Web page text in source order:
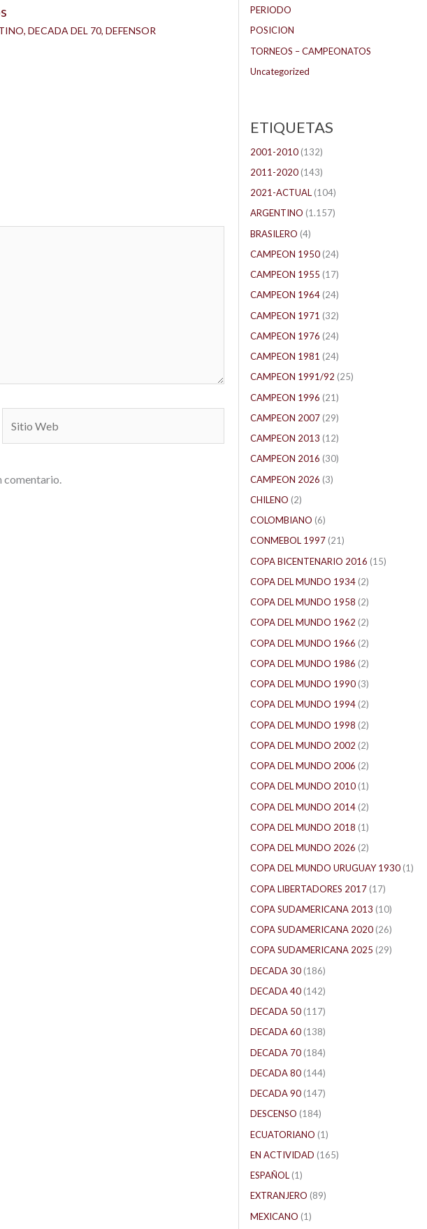
, DECADA DEL 70, DEFENSOR
Web
comentario.
PERIODO
POSICION
TORNEOS – CAMPEONATOS
Uncategorized
ETIQUETAS
2001-2010 (132)
2011-2020 (143)
2021-ACTUAL (104)
ARGENTINO (1.157)
BRASILERO (4)
CAMPEON 1950 (24)
CAMPEON 1955 (17)
CAMPEON 1964 (24)
CAMPEON 1971 (32)
CAMPEON 1976 (24)
CAMPEON 1981 (24)
CAMPEON 1991/92 (25)
CAMPEON 1996 (21)
CAMPEON 2007 (29)
CAMPEON 2013 (12)
CAMPEON 2016 (30)
CAMPEON 2026 (3)
CHILENO (2)
COLOMBIANO (6)
CONMEBOL 1997 (21)
COPA BICENTENARIO 2016 (15)
COPA DEL MUNDO 1934 (2)
COPA DEL MUNDO 1958 (2)
COPA DEL MUNDO 1962 (2)
COPA DEL MUNDO 1966 (2)
COPA DEL MUNDO 1986 (2)
COPA DEL MUNDO 1990 (3)
COPA DEL MUNDO 1994 (2)
COPA DEL MUNDO 1998 (2)
COPA DEL MUNDO 2002 (2)
COPA DEL MUNDO 2006 (2)
COPA DEL MUNDO 2010 (1)
COPA DEL MUNDO 2014 (2)
COPA DEL MUNDO 2018 (1)
COPA DEL MUNDO 2026 (2)
COPA DEL MUNDO URUGUAY 1930 (1)
COPA LIBERTADORES 2017 (17)
COPA SUDAMERICANA 2013 (10)
COPA SUDAMERICANA 2020 (26)
COPA SUDAMERICANA 2025 (29)
DECADA 30 (186)
DECADA 40 (142)
DECADA 50 (117)
DECADA 60 (138)
DECADA 70 (184)
DECADA 80 (144)
DECADA 90 (147)
DESCENSO (184)
ECUATORIANO (1)
EN ACTIVIDAD (165)
ESPAÑOL (1)
EXTRANJERO (89)
MEXICANO (1)